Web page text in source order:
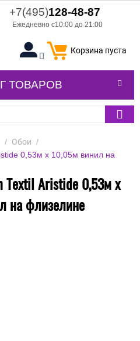
+7(495)128-48-87
Ежедневно с10:00 до 21:00
Корзина пуста
ТОВАРОВ
/ Обои /
0,53м x 10,05м винил на
Textil Aristide 0,53м x
на флизелине